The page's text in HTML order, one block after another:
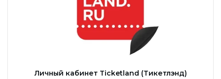
Личный кабинет Ticketland (Тикетлэнд)